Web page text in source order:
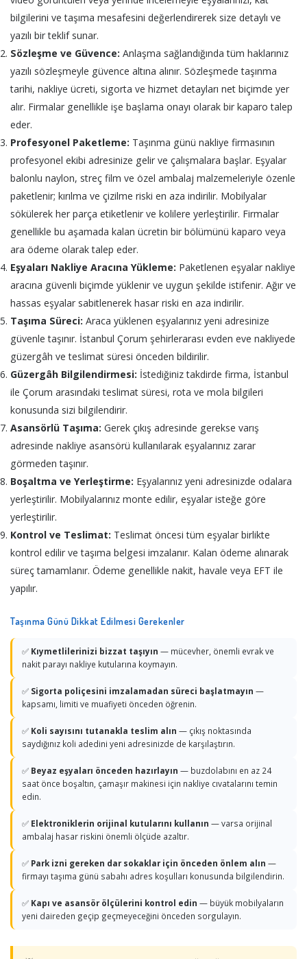
bilgilerini ve taşıma mesafesini değerlendirerek size detaylı ve
yazılı bir teklif sunar.
Sözleşme ve Güvence: Anlaşma sağlandığında tüm haklarınız
yazılı sözleşmeyle güvence altına alınır. Sözleşmede taşınma
tarihi, nakliye ücreti, sigorta ve hizmet detayları net biçimde yer
alır. Firmalar genellikle işe başlama onayı olarak bir kaparo talep
eder.
Profesyonel Paketleme: Taşınma günü nakliye firmasının
profesyonel ekibi adresinize gelir ve çalışmalara başlar. Eşyalar
balonlu naylon, streç film ve özel ambalaj malzemeleriyle özenle
paketlenir; kırılma ve çizilme riski en aza indirilir. Mobilyalar
sökülerek her parça etiketlenir ve kolilere yerleştirilir. Firmalar
genellikle bu aşamada kalan ücretin bir bölümünü kaparo veya
ara ödeme olarak talep eder.
Eşyaları Nakliye Aracına Yükleme: Paketlenen eşyalar nakliye
aracına güvenli biçimde yüklenir ve uygun şekilde istifenir. Ağır ve
hassas eşyalar sabitlenerek hasar riski en aza indirilir.
Taşıma Süreci: Araca yüklenen eşyalarınız yeni adresinize
güvenle taşınır. İstanbul Çorum şehirlerarası evden eve nakliyede
güzergâh ve teslimat süresi önceden bildirilir.
Güzergâh Bilgilendirmesi: İstediğiniz takdirde firma, İstanbul
ile Çorum arasındaki teslimat süresi, rota ve mola bilgileri
konusunda sizi bilgilendirir.
Asansörlü Taşıma: Gerek çıkış adresinde gerekse varış
adresinde nakliye asansörü kullanılarak eşyalarınız zarar
görmeden taşınır.
Boşaltma ve Yerleştirme: Eşyalarınız yeni adresinizde odalara
yerleştirilir. Mobilyalarınız monte edilir, eşyalar isteğe göre
yerleştirilir.
Kontrol ve Teslimat: Teslimat öncesi tüm eşyalar birlikte
kontrol edilir ve taşıma belgesi imzalanır. Kalan ödeme alınarak
süreç tamamlanır. Ödeme genellikle nakit, havale veya EFT ile
yapılır.
Taşınma Günü Dikkat Edilmesi Gerekenler
✅ Kıymetlilerinizi bizzat taşıyın — mücevher, önemli evrak ve
nakit parayı nakliye kutularına koymayın.
✅ Sigorta poliçesini imzalamadan süreci başlatmayın —
kapsamı, limiti ve muafiyeti önceden öğrenin.
✅ Koli sayısını tutanakla teslim alın — çıkış noktasında
saydığınız koli adedini yeni adresinizde de karşılaştırın.
✅ Beyaz eşyaları önceden hazırlayın — buzdolabını en az 24
saat önce boşaltın, çamaşır makinesi için nakliye cıvatalarını temin
edin.
✅ Elektroniklerin orijinal kutularını kullanın — varsa orijinal
ambalaj hasar riskini önemli ölçüde azaltır.
✅ Park izni gereken dar sokaklar için önceden önlem alın —
firmayı taşıma günü sabahı adres koşulları konusunda bilgilendirin.
✅ Kapı ve asansör ölçülerini kontrol edin — büyük mobilyaların
yeni daireden geçip geçmeyeceğini önceden sorgulayın.